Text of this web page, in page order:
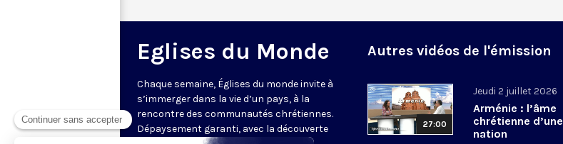
Eglises du Monde
Chaque semaine, Églises du monde invite à
s’immerger dans la vie d’un pays, à la
rencontre des communautés chrétiennes.
Dépaysement garanti, avec la découverte
Autres vidéos de l'émission
27:00
Jeudi 2 juillet 2026
Arménie : l’âme
chrétienne d’une
nation